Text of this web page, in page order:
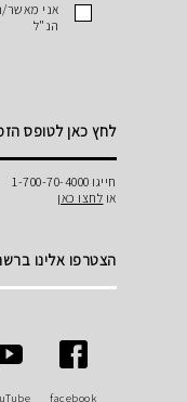
אני מאשר/ת קבלת
הנ"ל
לחץ כאן לטופס הזמנת מנוי
לחצו כאן
הצטרפו אלינו ברשתות
YouTube